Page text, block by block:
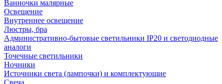
Ванночки малярные
Освещение
Внутреннее освещение
Люстры, бра
Административно-бытовые светильники IP20 и светодиодные
аналоги
Точечные светильники
Ночники
Источники света (лампочки) и комплектующие
Свеча